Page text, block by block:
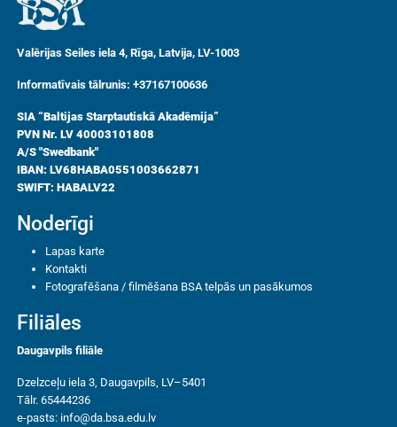
Valērijas Seiles iela 4, Rīga, Latvija, LV-1003
Informatīvais tālrunis: +37167100636
SIA “Baltijas Starptautiskā Akadēmija”
PVN Nr. LV 40003101808
A/S "Swedbank"
IBAN: LV68HABA0551003662871
SWIFT: HABALV22
Noderīgi
Lapas karte
Kontakti
Fotografēšana / filmēšana BSA telpās un pasākumos
Filiāles
Daugavpils filiāle
Dzelzceļu iela 3, Daugavpils, LV–5401
Tālr. 65444236
e-pasts: info@da.bsa.edu.lv